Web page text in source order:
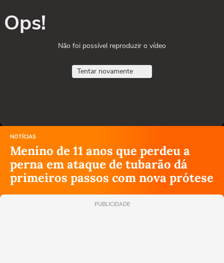
Ops!
Não foi possível reproduzir o vídeo
Tentar novamente
NOTÍCIAS
Menino de 11 anos que perdeu a
perna em ataque de tubarão dá
primeiros passos com nova prótese
PUBLICIDADE